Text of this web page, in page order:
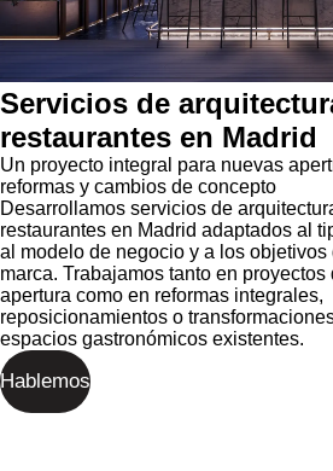
Servicios de
restaurantes en Madrid
Un proyecto integral para nuevas
reformas y cambios de concepto
Desarrollamos servicios de
restaurantes en Madrid adaptados al
al modelo de negocio y a los objetivos
marca. Trabajamos tanto en proyectos
apertura como en reformas integrales,
reposicionamientos o
espacios gastronómicos existentes.
Hablemos